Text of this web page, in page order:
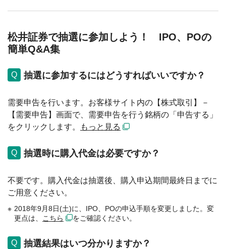
松井証券で抽選に参加しよう！ IPO、POの
簡単Q&A集
抽選に参加するにはどうすればいいですか？
需要申告を行います。お客様サイト内の【株式取引】－
【需要申告】画面で、需要申告を行う銘柄の「申告する」
をクリックします。
もっと見る
抽選時に購入代金は必要ですか？
不要です。購入代金は抽選後、購入申込期間最終日までに
ご用意ください。
2018年9月8日(土)に、IPO、POの申込手順を変更しました。変
更点は、
こちら をご確認ください。
抽選結果はいつ分かりますか？